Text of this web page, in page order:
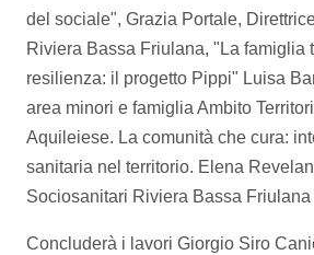
del sociale", Grazia Portale,
Riviera Bassa Friulana, "La famiglia
resilienza: il progetto Pippi" Luisa
area minori e famiglia Ambito
Aquileiese. La comunità che cura:
sanitaria nel territorio. Elena
Sociosanitari Riviera Bassa
Concluderà i lavori Giorgio Siro